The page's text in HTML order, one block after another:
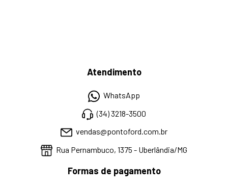
Atendimento
WhatsApp
(34) 3218-3500
vendas@pontoford.com.br
Rua Pernambuco, 1375 - Uberlândia/MG
Formas de pagamento